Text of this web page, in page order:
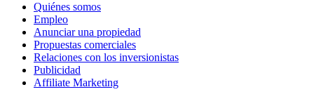
Quiénes somos
Empleo
Anunciar una propiedad
Propuestas comerciales
Relaciones con los inversionistas
Publicidad
Affiliate Marketing